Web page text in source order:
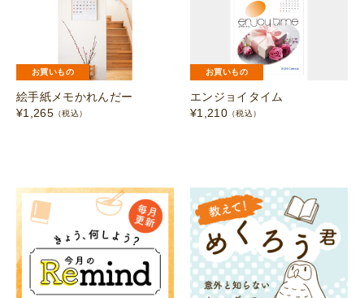
お買いもの
絵手紙メモかれんだー
¥1,265 （税込）
お買いもの
エンジョイタイム
¥1,210 （税込）